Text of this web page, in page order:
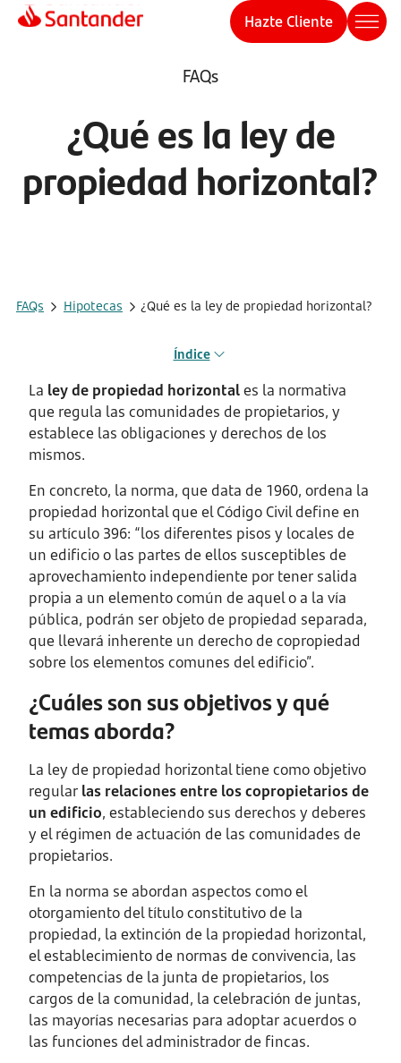
Hazte Cliente
FAQs
¿Qué es la ley de
propiedad horizontal?
FAQs Hipotecas ¿Qué es la ley de propiedad horizontal?
Índice
La ley de propiedad horizontales la normativa
que regula las comunidades de propietarios, y
establece las obligaciones y derechos de los
mismos.
En concreto, la norma, que data de 1960, ordena la
propiedad horizontal que el Código Civil define en
su artículo 396: “los diferentes pisos y locales de
un edificio o las partes de ellos susceptibles de
aprovechamiento independiente por tener salida
propia a un elemento común de aquel o a la vía
pública, podrán ser objeto de propiedad separada,
que llevará inherente un derecho de copropiedad
sobre los elementos comunes del edificio”.
¿Cuáles son sus objetivos y qué
temas aborda?
La ley de propiedad horizontal tiene como objetivo
regular las relaciones entre los copropietarios de
un edificio, estableciendo sus derechos y deberes
y el régimen de actuación de las comunidades de
propietarios.
En la norma se abordan aspectos como el
otorgamiento del título constitutivo de la
propiedad, la extinción de la propiedad horizontal,
el establecimiento de normas de convivencia, las
competencias de la junta de propietarios, los
cargos de la comunidad, la celebración de juntas,
las mayorías necesarias para adoptar acuerdos o
las funciones del administrador de fincas.